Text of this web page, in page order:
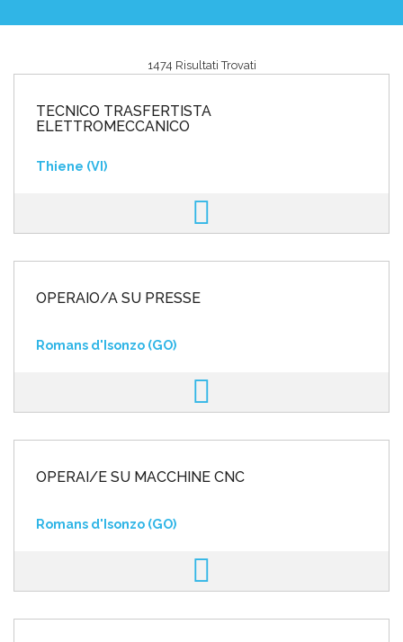
INVIA CV
1474 Risultati Trovati
TECNICO TRASFERTISTA
ELETTROMECCANICO
Thiene (VI)
OPERAIO/A SU PRESSE
Romans d'Isonzo (GO)
OPERAI/E SU MACCHINE CNC
Romans d'Isonzo (GO)